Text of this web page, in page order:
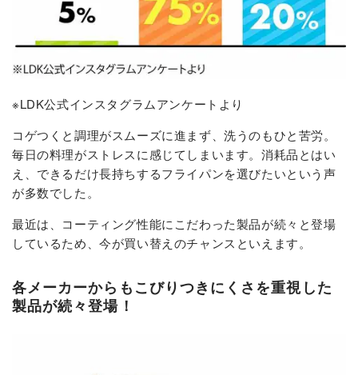
※LDK公式インスタグラムアンケートより
コゲつくと調理がスムーズに進まず、洗うのもひと苦労。
毎日の料理がストレスに感じてしまいます。消耗品とはい
え、できるだけ長持ちするフライパンを選びたいという声
が多数でした。
最近は、コーティング性能にこだわった製品が続々と登場
しているため、今が買い替えのチャンスといえます。
各メーカーからもこびりつきにくさを重視した
製品が続々登場！